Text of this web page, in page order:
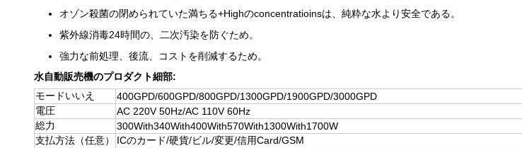
オゾン殺菌の閉められていた満ちる+Highのconcentratioinsは、純粋な水より安全である。
紫外線消毒24時間の、二次汚染を防ぐため。
強力な前処理、後流、コストを削減するため。
水自動販売機のプロダクト細部:
モードいいえ
400GPD/600GPD/800GPD/1300GPD/1900GPD/3000GPD
電圧
AC 220V 50Hz/AC 110V 60Hz
総力
300With340With400With570With1300With1700W
支払方法（任意）
ICのカード/硬貨/ビル/変更/信用Card/GSM